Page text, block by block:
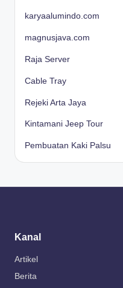
karyaalumindo.com
magnusjava.com
Raja Server
Cable Tray
Rejeki Arta Jaya
Kintamani Jeep Tour
Pembuatan Kaki Palsu
Kanal
Artikel
Berita